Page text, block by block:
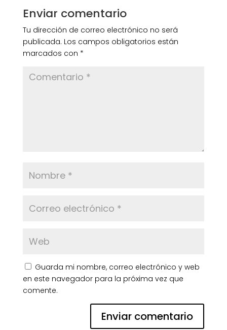
Enviar comentario
Tu dirección de correo electrónico no será
publicada. Los campos obligatorios están
marcados con *
Guarda mi nombre, correo electrónico y web
en este navegador para la próxima vez que
comente.